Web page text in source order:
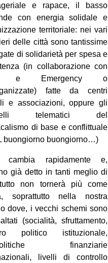
e rapace, il basso
con energia solidale e
territoriale: nei vari
delle città sono tantissime
di solidarietà per spesa e
(in collaborazione con
e Emergency o
fatte da centri
e associazioni, oppure gli
telematici del
di base e conflittuale
buongiorno buongiorno…)
cambia rapidamente e,
già detto in tanti meglio di
non tornerà più come
soprattutto nella nostra
dove, i vecchi schemi sono
(socialità, sfruttamento,
politico istituzionale,
finanziarie
livelli di controllo